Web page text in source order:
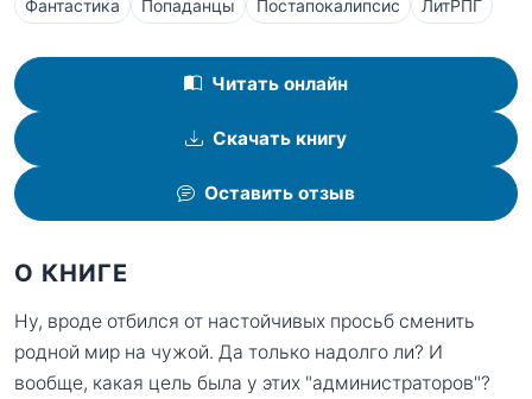
Фантастика Попаданцы Постапокалипсис ЛитРПГ
Читать онлайн
Скачать книгу
Оставить отзыв
О КНИГЕ
Ну, вроде отбился от настойчивых просьб сменить
родной мир на чужой. Да только надолго ли? И
вообще, какая цель была у этих "администраторов"?